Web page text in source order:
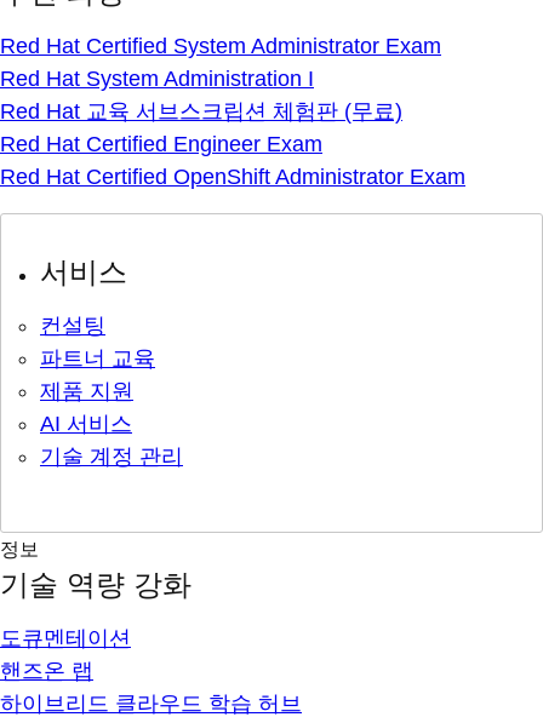
Red Hat Certified System Administrator Exam
Red Hat System Administration I
Red Hat 교육 서브스크립션 체험판 (무료)
Red Hat Certified Engineer Exam
Red Hat Certified OpenShift Administrator Exam
서비스
컨설팅
파트너 교육
제품 지원
AI 서비스
기술 계정 관리
정보
기술 역량 강화
도큐멘테이션
핸즈온 랩
하이브리드 클라우드 학습 허브